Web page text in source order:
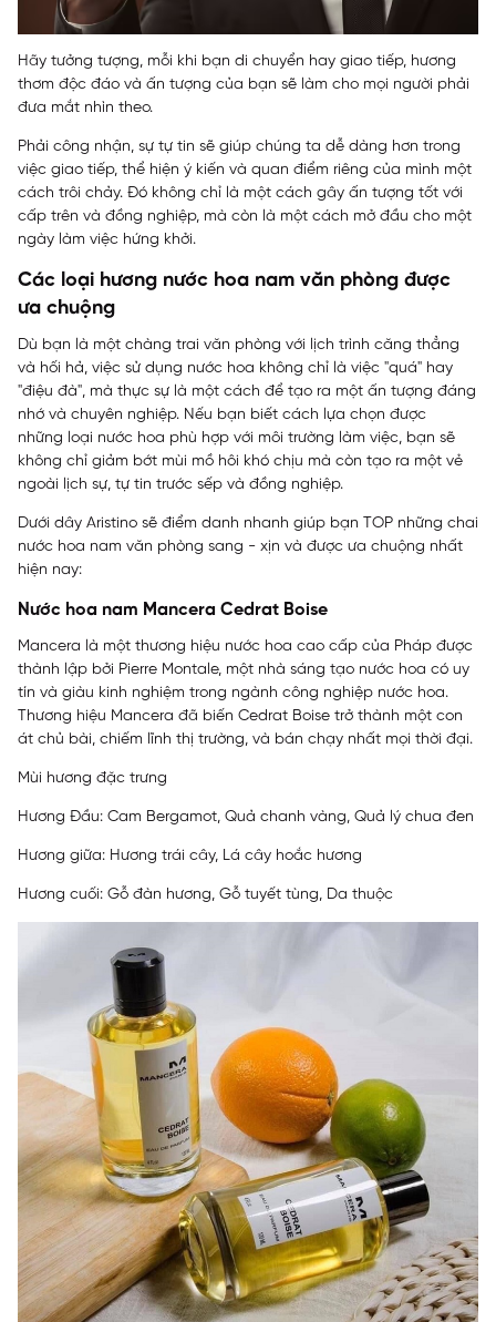
Hãy tưởng tượng, mỗi khi bạn di chuyển hay giao tiếp, hương
thơm độc đáo và ấn tượng của bạn sẽ làm cho mọi người phải
đưa mắt nhìn theo.
Phải công nhận, sự tự tin sẽ giúp chúng ta dễ dàng hơn trong
việc giao tiếp, thể hiện ý kiến và quan điểm riêng của mình một
cách trôi chảy. Đó không chỉ là một cách gây ấn tượng tốt với
cấp trên và đồng nghiệp, mà còn là một cách mở đầu cho một
ngày làm việc hứng khởi.
Các loại hương nước hoa nam văn phòng được
ưa chuộng
Dù bạn là một chàng trai văn phòng với lịch trình căng thẳng
và hối hả, việc sử dụng nước hoa không chỉ là việc "quá" hay
"điệu đà", mà thực sự là một cách để tạo ra một ấn tượng đáng
nhớ và chuyên nghiệp. Nếu bạn biết cách lựa chọn được
những loại nước hoa phù hợp với môi trường làm việc, bạn sẽ
không chỉ giảm bớt mùi mồ hôi khó chịu mà còn tạo ra một vẻ
ngoài lịch sự, tự tin trước sếp và đồng nghiệp.
Dưới dây Aristino sẽ điểm danh nhanh giúp bạn TOP những chai
nước hoa nam văn phòng sang - xịn và được ưa chuộng nhất
hiện nay:
Nước hoa nam Mancera Cedrat Boise
Mancera là một thương hiệu nước hoa cao cấp của Pháp được
thành lập bởi Pierre Montale, một nhà sáng tạo nước hoa có uy
tín và giàu kinh nghiệm trong ngành công nghiệp nước hoa.
Thương hiệu Mancera đã biến Cedrat Boise trở thành một con
át chủ bài, chiếm lĩnh thị trường, và bán chạy nhất mọi thời đại.
Mùi hương đặc trưng
Hương Đầu: Cam Bergamot, Quả chanh vàng, Quả lý chua đen
Hương giữa: Hương trái cây, Lá cây hoắc hương
Hương cuối: Gỗ đàn hương, Gỗ tuyết tùng, Da thuộc